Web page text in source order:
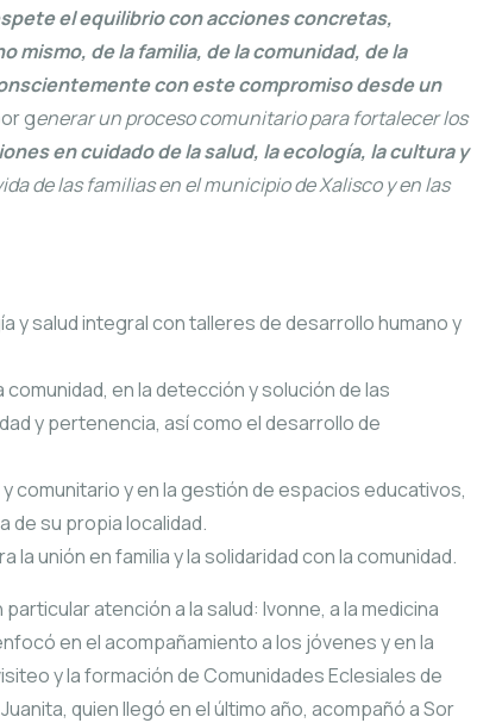
el equilibrio con acciones concretas,
de la familia, de la comunidad, de la
con este compromiso desde un
generar un proceso comunitario para fortalecer los
en cuidado de la salud, la ecología, la cultura y
de las familias en el municipio de Xalisco y en las
y salud integral con talleres de desarrollo humano y
en la detección y solución de las
y pertenencia, así como el desarrollo de
comunitario y en la gestión de espacios educativos,
de su propia localidad.
unión en familia y la solidaridad con la comunidad.
atención a la salud: Ivonne, a la medicina
en el acompañamiento a los jóvenes y en la
y la formación de Comunidades Eclesiales de
quien llegó en el último año, acompañó a Sor